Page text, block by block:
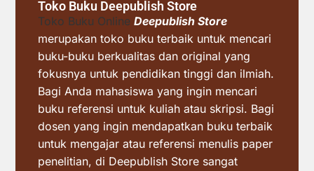
Toko Buku Deepublish Store
Toko Buku Online Deepublish Store
merupakan toko buku terbaik untuk mencari
buku-buku berkualitas dan original yang
fokusnya untuk pendidikan tinggi dan ilmiah.
Bagi Anda mahasiswa yang ingin mencari
buku referensi untuk kuliah atau skripsi. Bagi
dosen yang ingin mendapatkan buku terbaik
untuk mengajar atau referensi menulis paper
penelitian, di Deepublish Store sangat